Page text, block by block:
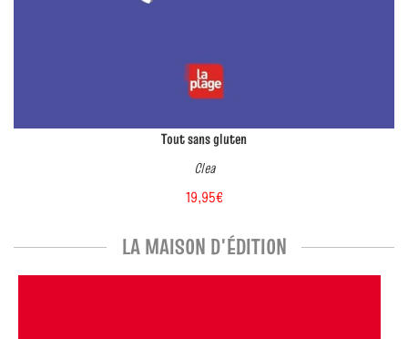
Tout sans gluten
Clea
19,95€
LA MAISON D'ÉDITION